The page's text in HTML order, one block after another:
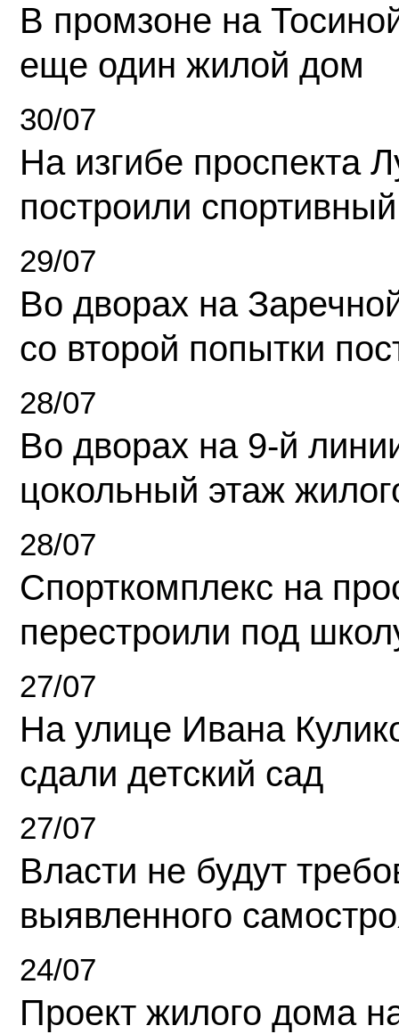
В промзоне на
еще один жилой дом
30/07
На изгибе проспекта
построили
29/07
Во дворах на
со второй попытки
28/07
Во дворах на 9-й
цокольный этаж
28/07
Спорткомплекс на
перестроили под
27/07
На улице Ивана
сдали детский сад
27/07
Власти не будут
выявленного
24/07
Проект жилого дома